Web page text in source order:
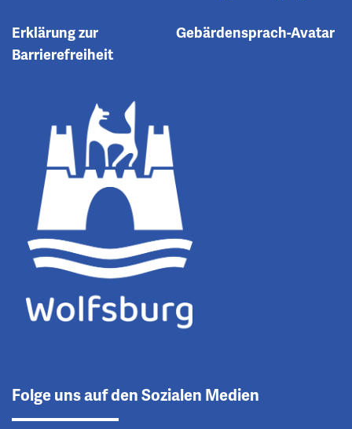
Erklärung zur
Barrierefreiheit
Gebärdensprach-Avatar
Folge uns auf den Sozialen Medien